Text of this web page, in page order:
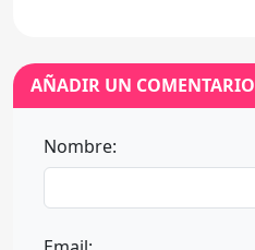
AÑADIR UN COMENTARIO
Nombre: